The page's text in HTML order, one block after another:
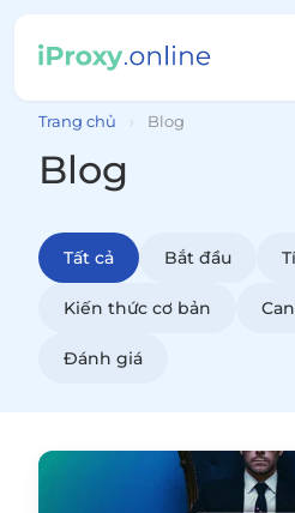
Trang chủ › Blog
Blog
Tất cả Bắt đầu
Kiến thức cơ bản
Đánh giá